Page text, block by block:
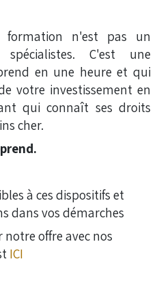
formation n'est pas un
C'est une
en une heure et qui
votre investissement en
qui connaît ses droits
cher.
à ces dispositifs et
dans vos démarches
offre avec nos
ICI